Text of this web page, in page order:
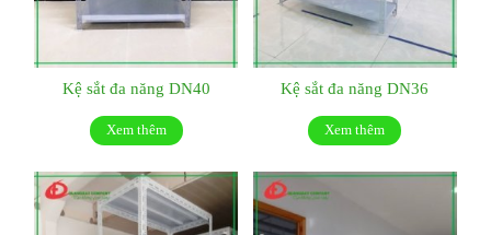
Kệ sắt đa năng DN40
Xem thêm
Kệ sắt đa năng DN36
Xem thêm